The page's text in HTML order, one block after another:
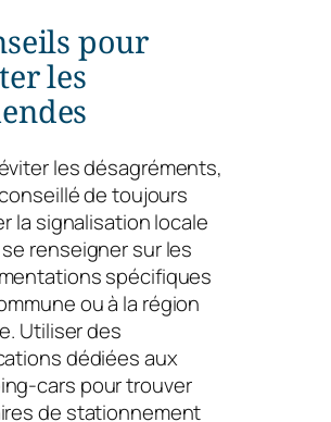
pour
les
les désagréments,
de toujours
la signalisation locale
renseigner sur les
spécifiques
ou à la région
Utiliser des
dédiées aux
cars pour trouver
de stationnement